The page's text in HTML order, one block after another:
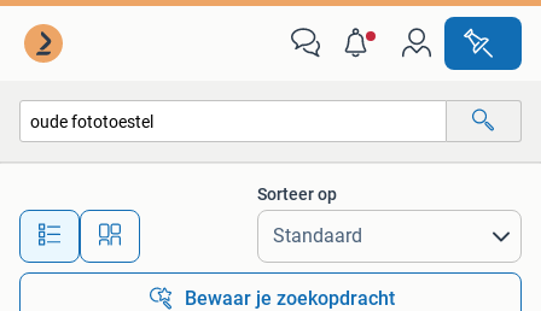
Alle afstanden…
Sorteer op
Bewaar je zoekopdracht